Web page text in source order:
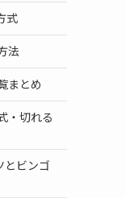
式
法
まとめ
・切れる
とビンゴ